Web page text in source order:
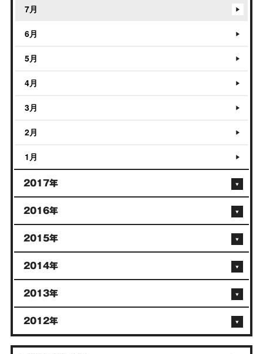
7月
6月
5月
4月
3月
2月
1月
2017年
2016年
2015年
2014年
2013年
2012年